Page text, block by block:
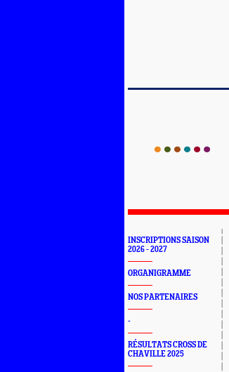
INSCRIPTIONS SAISON
2026 - 2027
ORGANIGRAMME
NOS PARTENAIRES
-
RÉSULTATS CROSS DE
CHAVILLE 2025